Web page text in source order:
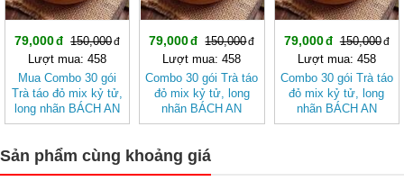
79,000
150,000
Lượt mua: 458
Mua Combo 30 gói
Trà táo đỏ mix kỷ tử,
long nhãn BÁCH AN
KHANG - Trà Thảo
79,000
150,000
Lượt mua: 458
Combo 30 gói Trà táo
đỏ mix kỷ tử, long
nhãn BÁCH AN
KHANG
79,000
150,000
Lượt mua: 458
Combo 30 gói Trà táo
đỏ mix kỷ tử, long
nhãn BÁCH AN
KHANG - Trà Thảo
Sản phẩm cùng khoảng giá